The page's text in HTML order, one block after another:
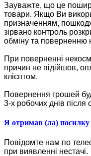
Зауважте, що це
товари. Якщо Ви
призначенням,
зірвано контроль
обміну та поверненню
При поверненні
причин не підійшов,
клієнтом.
Повернення грошей
3-х робочих днів після
Я отримав (ла) посилку
Повідомте нам по
при виявленні нестачі.